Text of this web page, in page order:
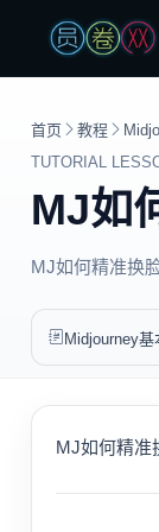
首页 教程
TUTORIAL
MJ如
MJ如何精准换
Midjourney基
MJ如何精准